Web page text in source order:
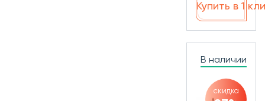
Купить в 1
В наличии
скидка